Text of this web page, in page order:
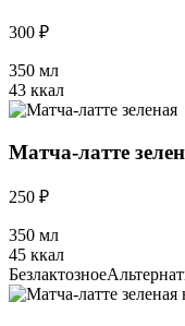
300 ₽
350 мл
43 ккал
Матча-латте
250 ₽
350 мл
45 ккал
Безлактозное